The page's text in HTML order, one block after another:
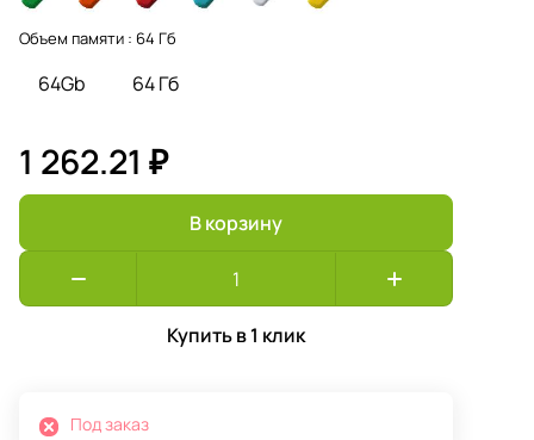
Объем памяти : 64 Гб
64Gb 64 Гб
1 262.21 ₽
В корзину
Купить в 1 клик
Под заказ